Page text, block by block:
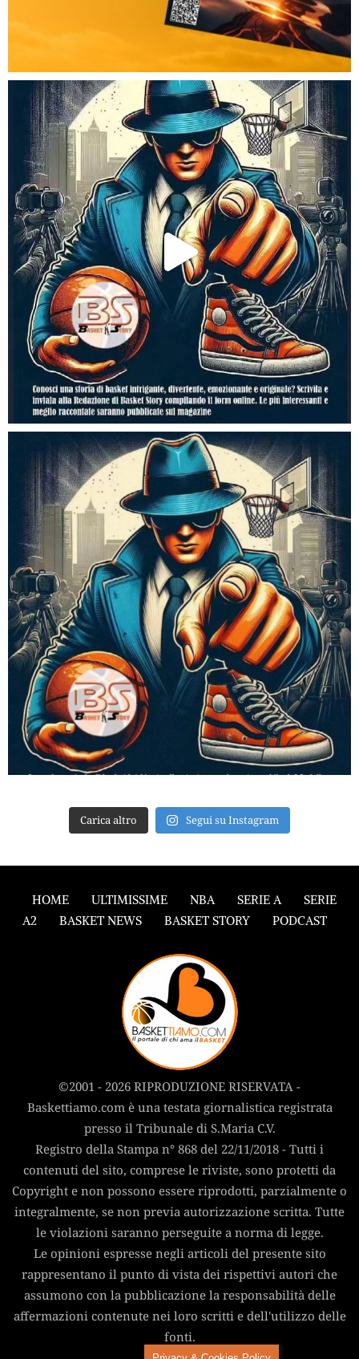
Carica altro Segui su Instagram
HOME ULTIMISSIME NBA SERIE A
SERIE
A2
BASKET NEWS BASKET STORY PODCAST
©2001 - 2026 RIPRODUZIONE RISERVATA -
Baskettiamo.com è una testata giornalistica registrata
presso il Tribunale di S.Maria C.V.
Registro della Stampa n° 868 del 22/11/2018 - Tutti i
contenuti del sito, comprese le riviste, sono protetti da
Copyright e non possono essere riprodotti, parzialmente o
integralmente, se non previa autorizzazione scritta. Tutte
le violazioni saranno perseguite a norma di legge.
Le opinioni espresse negli articoli del presente sito
rappresentano il punto di vista dei rispettivi autori che
assumono con la pubblicazione la responsabilità delle
affermazioni contenute nei loro scritti e dell'utilizzo delle
fonti.